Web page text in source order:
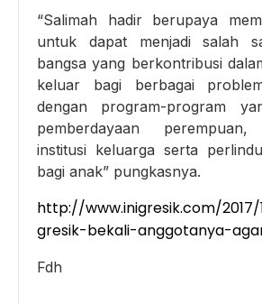
“Salimah hadir berupaya
untuk dapat menjadi salah
bangsa yang berkontribusi
keluar bagi berbagai
dengan program-program
pemberdayaan perempuan,
institusi keluarga serta
bagi anak” pungkasnya.
http://www.inigresik.com/
gresik-bekali-anggotanya-
Fdh